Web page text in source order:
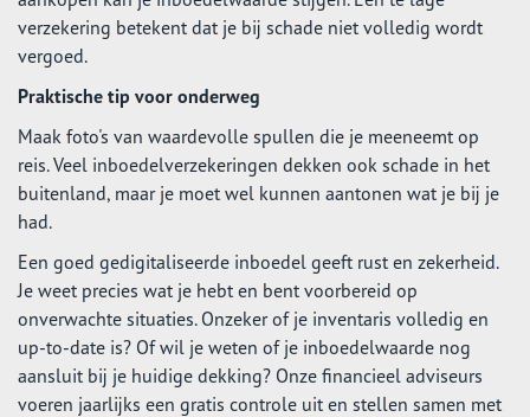
verzekering betekent dat je bij schade niet volledig wordt
vergoed.
Praktische tip voor onderweg
Maak foto's van waardevolle spullen die je meeneemt op
reis. Veel inboedelverzekeringen dekken ook schade in het
buitenland, maar je moet wel kunnen aantonen wat je bij je
had.
Een goed gedigitaliseerde inboedel geeft rust en zekerheid.
Je weet precies wat je hebt en bent voorbereid op
onverwachte situaties. Onzeker of je inventaris volledig en
up-to-date is? Of wil je weten of je inboedelwaarde nog
aansluit bij je huidige dekking? Onze financieel adviseurs
voeren jaarlijks een gratis controle uit en stellen samen met